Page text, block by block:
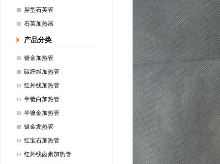
异型石英管
石英加热器
产品分类
镀金加热管
碳纤维加热管
红外线加热管
半镀白加热管
半镀金加热管
镀金发热管
红宝石加热管
红外线卤素加热管